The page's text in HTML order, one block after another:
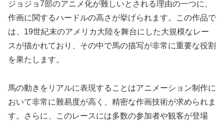
ジョジョ7部のアニメ化が難しいとされる理由の一つに、
作画に関するハードルの高さが挙げられます。この作品で
は、19世紀末のアメリカ大陸を舞台にした大規模なレー
スが描かれており、その中で馬の描写が非常に重要な役割
を果たします。
馬の動きをリアルに表現することはアニメーション制作に
おいて非常に難易度が高く、精密な作画技術が求められま
す。さらに、このレースには多数の参加者や観客が登場